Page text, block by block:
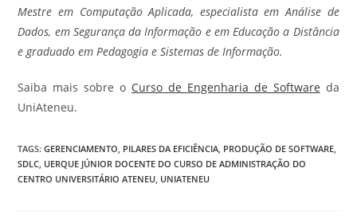
Mestre em Computação Aplicada, especialista em Análise de
Dados, em Segurança da Informação e em Educação a Distância
e graduado em Pedagogia e Sistemas de Informação.
Saiba mais sobre o Curso de Engenharia de Software da
UniAteneu.
TAGS:GERENCIAMENTO PILARES DA EFICIÊNCIA PRODUÇÃO DE SOFTWARE
SDLC UERQUE JÚNIOR DOCENTE DO CURSO DE ADMINISTRAÇÃO DO
CENTRO UNIVERSITÁRIO ATENEU UNIATENEU